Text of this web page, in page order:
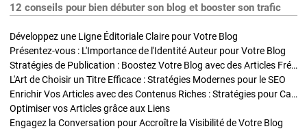
12 conseils pour bien débuter son blog et booster son trafic
Développez une Ligne Éditoriale Claire pour Votre Blog
Présentez-vous : L'Importance de l'Identité Auteur pour Votre Blog
Stratégies de Publication : Boostez Votre Blog avec des Articles Fréquents et Exclusifs
L'Art de Choisir un Titre Efficace : Stratégies Modernes pour le SEO
Enrichir Vos Articles avec des Contenus Riches : Stratégies pour Captiver et Optimiser
Optimiser vos Articles grâce aux Liens
Engagez la Conversation pour Accroître la Visibilité de Votre Blog